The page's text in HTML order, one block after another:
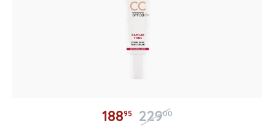
18895 22900